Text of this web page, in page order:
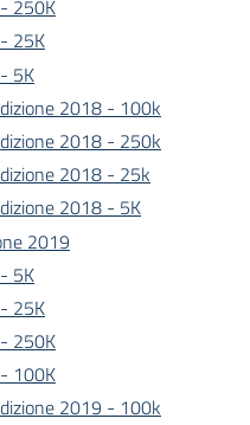
250K
25K
5K
2018 - 100k
2018 - 250k
2018 - 25k
2018 - 5K
2019
5K
25K
250K
100K
2019 - 100k